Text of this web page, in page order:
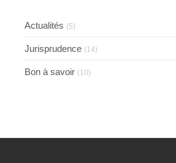
Actualités (5)
Jurisprudence (14)
Bon à savoir (10)